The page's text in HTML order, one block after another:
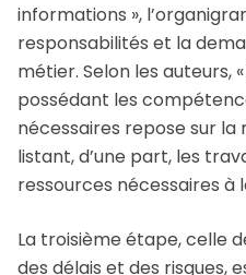
informations »,
responsabilités et la
métier. Selon les auteurs,
possédant les
nécessaires repose sur la
listant, d’une part, les
ressources nécessaires à
La troisième étape, celle
des délais et des risques,